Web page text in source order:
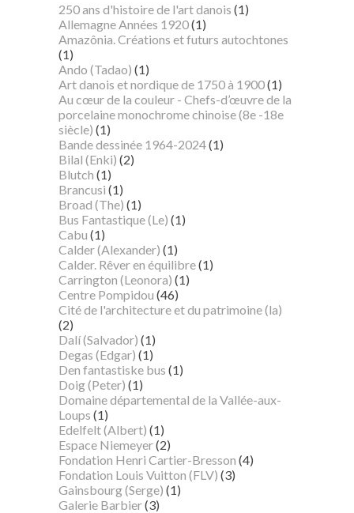
250 ans d'histoire de l'art danois (1)
Allemagne Années 1920(1)
Amazônia. Créations et futurs autochtones
(1)
Ando (Tadao) (1)
Art danois et nordique de 1750 à 1900(1)
Au cœur de la couleur - Chefs-d’œuvre de la
porcelaine monochrome chinoise (8e -18e
siècle) (1)
Bande dessinée 1964-2024(1)
Bilal (Enki) (2)
Blutch (1)
Brancusi (1)
Broad (The) (1)
Bus Fantastique (Le) (1)
Cabu (1)
Calder (Alexander) (1)
Calder. Rêver en équilibre(1)
Carrington (Leonora) (1)
Centre Pompidou (46)
Cité de l'architecture et du patrimoine (la)
(2)
Dalí (Salvador) (1)
Degas (Edgar) (1)
Den fantastiske bus (1)
Doig (Peter) (1)
Domaine départemental de la Vallée-aux-
Loups (1)
Edelfelt (Albert) (1)
Espace Niemeyer(2)
Fondation Henri Cartier-Bresson (4)
Fondation Louis Vuitton (FLV) (3)
Gainsbourg (Serge) (1)
Galerie Barbier(3)